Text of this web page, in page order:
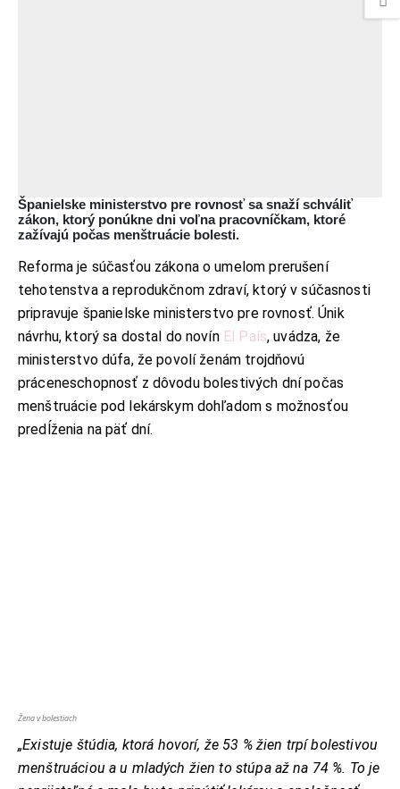
Španielske ministerstvo pre rovnosť sa snaží schváliť
zákon, ktorý ponúkne dni voľna pracovníčkam, ktoré
zažívajú počas menštruácie bolesti.
Reforma je súčasťou zákona o umelom prerušení
tehotenstva a reprodukčnom zdraví, ktorý v súčasnosti
pripravuje španielske ministerstvo pre rovnosť. Únik
návrhu, ktorý sa dostal do novín El País, uvádza, že
ministerstvo dúfa, že povolí ženám trojdňovú
práceneschopnosť z dôvodu bolestivých dní počas
menštruácie pod lekárskym dohľadom s možnosťou
predĺženia na päť dní.
Žena v bolestiach
„Existuje štúdia, ktorá hovorí, že 53 % žien trpí bolestivou
menštruáciou a u mladých žien to stúpa až na 74 %. To je